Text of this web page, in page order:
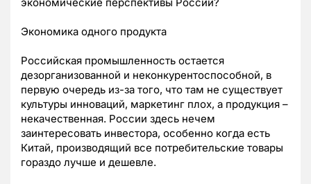
экономические перспективы России?
Экономика одного продукта
Российская промышленность остается
дезорганизованной и неконкурентоспособной, в
первую очередь из-за того, что там не существует
культуры инноваций, маркетинг плох, а продукция –
некачественная. России здесь нечем
заинтересовать инвестора, особенно когда есть
Китай, производящий все потребительские товары
гораздо лучше и дешевле.